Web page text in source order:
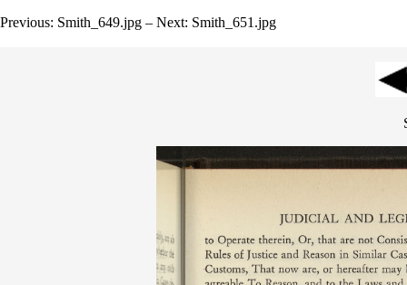
Previous: Smith_649.jpg – Next: Smith_651.jpg